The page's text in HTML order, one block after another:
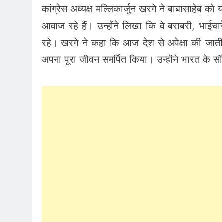
कांग्रेस अध्यक्ष मल्लिकार्जुन खरगे ने बाबासाहेब
आवाज रहे हैं। उन्होंने लिखा कि वे बराबरी,
रहे। खरगे ने कहा कि आज देश से अपेक्षा की जाती
अपना पूरा जीवन समर्पित किया। उन्होंने भारत